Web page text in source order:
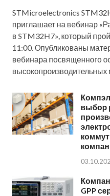
STMicroelectronics
приглашает на вебинар
в STM32H7», который
11:00. Опубликованы
вебинара посвященного
высокопроизводительных
выбор
GPP